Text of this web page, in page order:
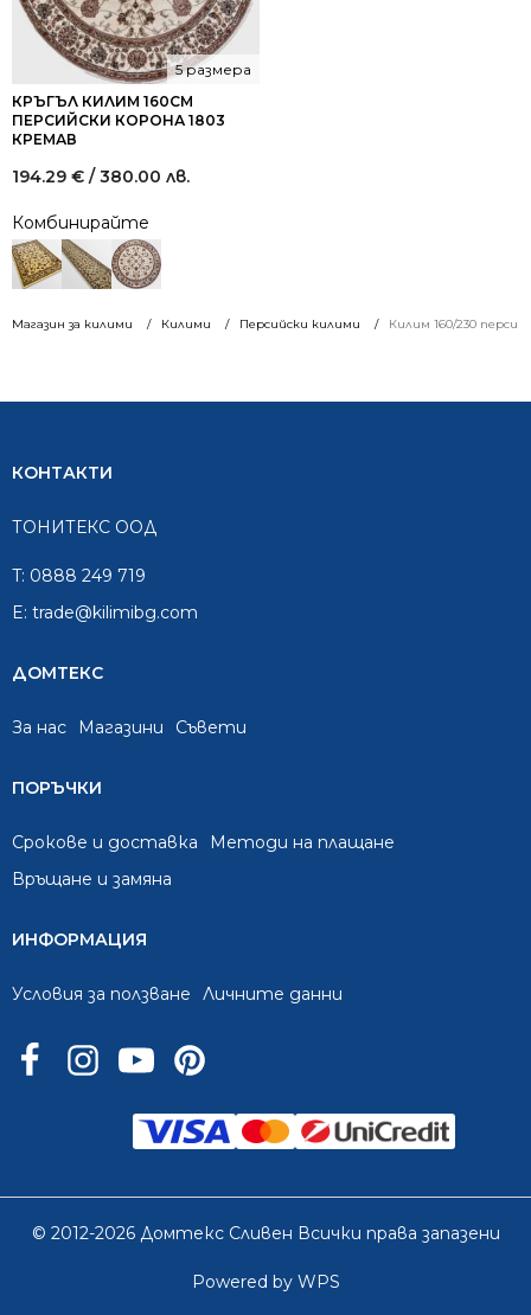
Магазин за килими Килими Персийски килими Килим 160/230
КРЪГЪЛ КИЛИМ 160СМ
ПЕРСИЙСКИ КОРОНА 1803
КРЕМАВ
5 размера
194.29 € / 380.00 лв.
Комбинирайте
КОНТАКТИ
ТОНИТЕКС ООД
T: 0888 249 719
E: trade@kilimibg.com
ДОМТЕКС
За нас Mагазини Съвети
ПОРЪЧКИ
Срокове и доставка
Методи на плащане
Връщане и замяна
ИНФОРМАЦИЯ
Условия за ползване Личните данни
© 2012-2026 Домтекс Сливен Всички права запазени
Powered by WPS